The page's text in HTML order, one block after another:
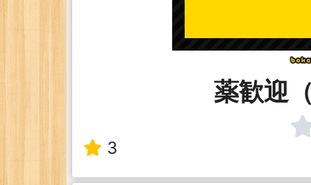
薬歓迎
3